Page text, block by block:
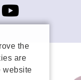
the
are
website